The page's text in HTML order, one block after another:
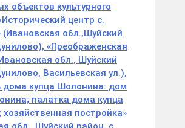
объектов культурного
центр с.
(Ивановская обл.,Шуйский
«Преображенская
обл., Шуйский
Васильевская ул.),
дома купца Шолонина: дом
палатка дома купца
постройка»